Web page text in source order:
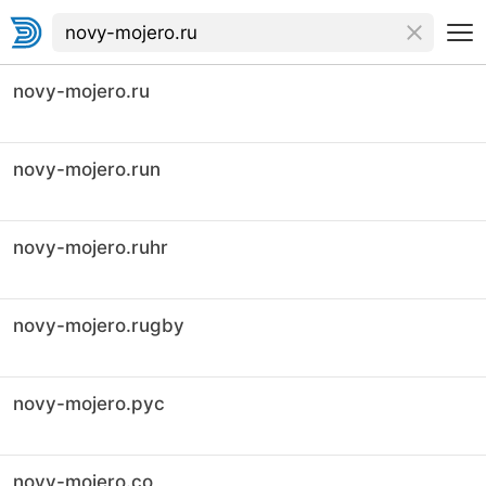
novy-mojero.ru
novy-mojero.run
novy-mojero.ruhr
novy-mojero.rugby
novy-mojero.рус
novy-mojero.co